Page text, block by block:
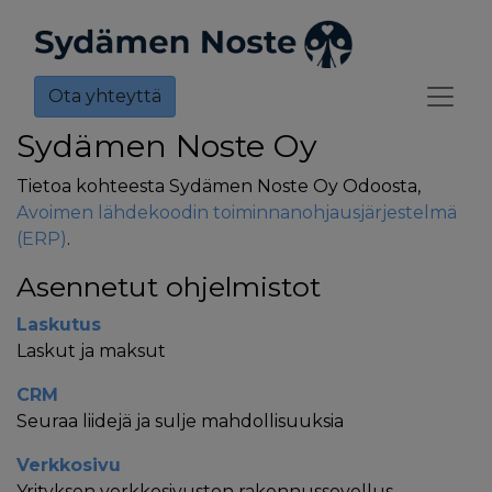
Ota yhteyttä
Sydämen Noste Oy
Tietoa kohteesta Sydämen Noste Oy Odoosta,
Avoimen lähdekoodin toiminnanohjausjärjestelmä
(ERP).
Asennetut ohjelmistot
Laskutus
Laskut ja maksut
CRM
Seuraa liidejä ja sulje mahdollisuuksia
Verkkosivu